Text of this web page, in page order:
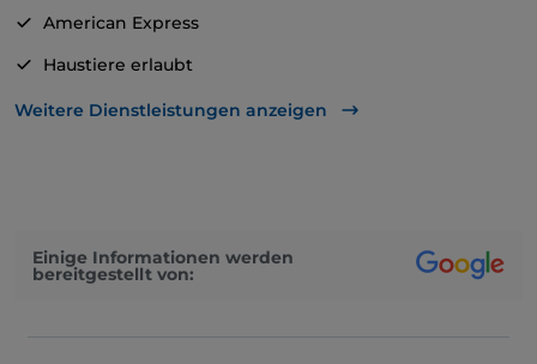
American Express
Haustiere erlaubt
Zum Mitnehmen
Mastercard
Weitere Dienstleistungen anzeigen
Einige Informationen werden
bereitgestellt von: